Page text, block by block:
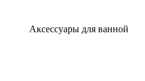
Аксессуары для ванной